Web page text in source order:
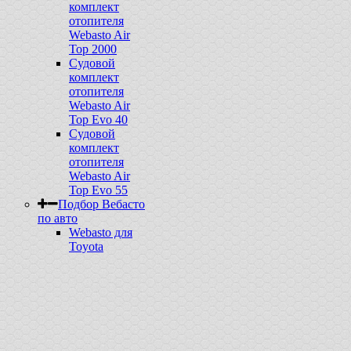
комплект
отопителя
Webasto Air
Top 2000
Судовой
комплект
отопителя
Webasto Air
Top Evo 40
Судовой
комплект
отопителя
Webasto Air
Top Evo 55
Подбор Вебасто
по авто
Webasto для
Toyota